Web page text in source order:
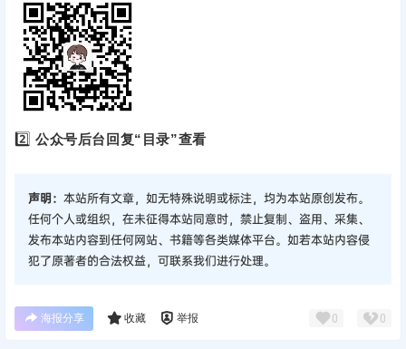
2️⃣公众号后台回复“目录”查看
声明： 本站所有文章，如无特殊说明或标注，均为本站原创发布。
任何个人或组织，在未征得本站同意时，禁止复制、盗用、采集、
发布本站内容到任何网站、书籍等各类媒体平台。如若本站内容侵
犯了原著者的合法权益，可联系我们进行处理。
海报分享 收藏 举报 0 0